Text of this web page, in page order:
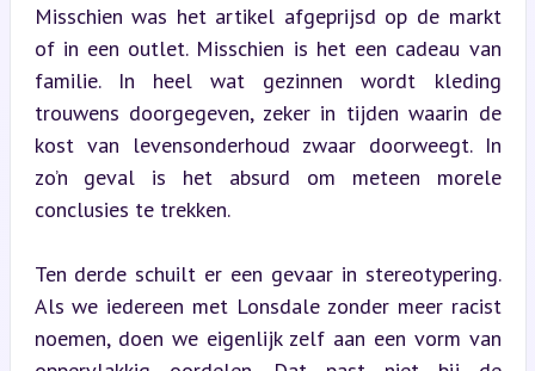
Misschien was het artikel afgeprijsd op de markt
of in een outlet. Misschien is het een cadeau van
familie. In heel wat gezinnen wordt kleding
trouwens doorgegeven, zeker in tijden waarin de
kost van levensonderhoud zwaar doorweegt. In
zo’n geval is het absurd om meteen morele
conclusies te trekken.
Ten derde schuilt er een gevaar in stereotypering.
Als we iedereen met Lonsdale zonder meer racist
noemen, doen we eigenlijk zelf aan een vorm van